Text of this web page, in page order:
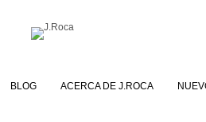
BLOG ACERCA DE J.ROCA